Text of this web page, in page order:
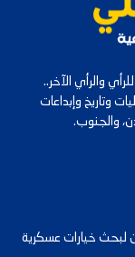
والرأي الآخر..
وتاريخ وإبداعات
والجنوب.
لبحث خيارات عسكرية